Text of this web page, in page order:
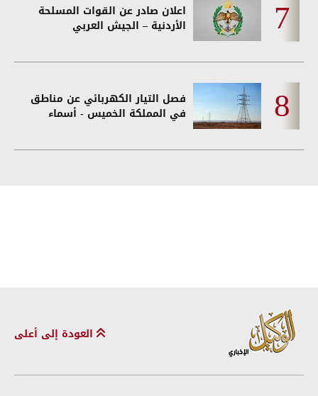
اعلان صادر عن القوات المسلحة
الأردنية – الجيش العربي
فصل التيار الكهربائي عن مناطق
في المملكة الخميس - أسماء
العودة إلى أعلى